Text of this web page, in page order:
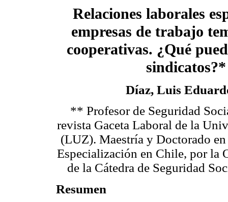
Relaciones laborales
empresas de trabajo
cooperativas. ¿Qué
sindicatos?*
Díaz, Luis
** Profesor de Seguridad
revista Gaceta Laboral de la
(LUZ). Maestría y Doctorado
Especialización en Chile, por la
de la Cátedra de Seguridad
Resumen